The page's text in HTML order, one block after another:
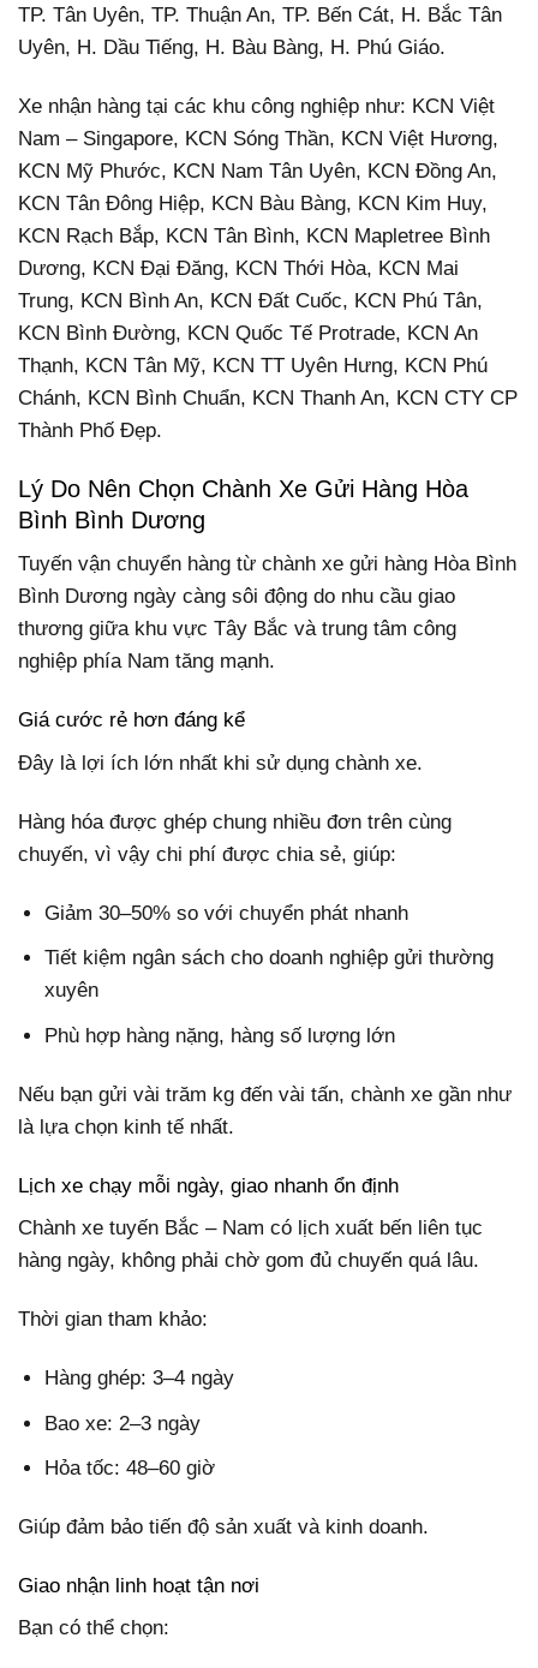
TP. Tân Uyên, TP. Thuận An, TP. Bến Cát, H. Bắc Tân
Uyên, H. Dầu Tiếng, H. Bàu Bàng, H. Phú Giáo.
Xe nhận hàng tại các khu công nghiệp như: KCN Việt
Nam – Singapore, KCN Sóng Thần, KCN Việt Hương,
KCN Mỹ Phước, KCN Nam Tân Uyên, KCN Đồng An,
KCN Tân Đông Hiệp, KCN Bàu Bàng, KCN Kim Huy,
KCN Rạch Bắp, KCN Tân Bình, KCN Mapletree Bình
Dương, KCN Đại Đăng, KCN Thới Hòa, KCN Mai
Trung, KCN Bình An, KCN Đất Cuốc, KCN Phú Tân,
KCN Bình Đường, KCN Quốc Tế Protrade, KCN An
Thạnh, KCN Tân Mỹ, KCN TT Uyên Hưng, KCN Phú
Chánh, KCN Bình Chuẩn, KCN Thanh An, KCN CTY CP
Thành Phố Đẹp.
Lý Do Nên Chọn Chành Xe Gửi Hàng Hòa
Bình Bình Dương
Tuyến vận chuyển hàng từ chành xe gửi hàng Hòa Bình
Bình Dương ngày càng sôi động do nhu cầu giao
thương giữa khu vực Tây Bắc và trung tâm công
nghiệp phía Nam tăng mạnh.
Giá cước rẻ hơn đáng kể
Đây là lợi ích lớn nhất khi sử dụng chành xe.
Hàng hóa được ghép chung nhiều đơn trên cùng
chuyến, vì vậy chi phí được chia sẻ, giúp:
Giảm 30–50% so với chuyển phát nhanh
Tiết kiệm ngân sách cho doanh nghiệp gửi thường
xuyên
Phù hợp hàng nặng, hàng số lượng lớn
Nếu bạn gửi vài trăm kg đến vài tấn, chành xe gần như
là lựa chọn kinh tế nhất.
Lịch xe chạy mỗi ngày, giao nhanh ổn định
Chành xe tuyến Bắc – Nam có lịch xuất bến liên tục
hàng ngày, không phải chờ gom đủ chuyến quá lâu.
Thời gian tham khảo:
Hàng ghép: 3–4 ngày
Bao xe: 2–3 ngày
Hỏa tốc: 48–60 giờ
Giúp đảm bảo tiến độ sản xuất và kinh doanh.
Giao nhận linh hoạt tận nơi
Bạn có thể chọn: